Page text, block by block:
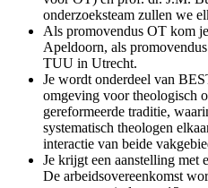
onderzoeksteam zullen we
Als promovendus OT kom
Apeldoorn, als
TUU in Utrecht.
Je wordt onderdeel van
omgeving voor theologisch
gereformeerde traditie,
systematisch theologen
interactie van beide
Je krijgt een aanstelling met
De arbeidsovereenkomst